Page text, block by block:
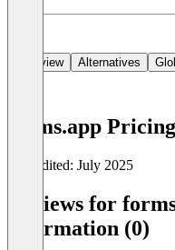
Overview Alternatives
forms.app Pricing
Last edited: July 2025
Reviews for
information (0)